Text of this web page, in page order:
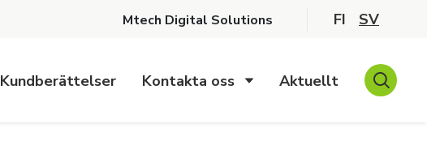
Mtech Digital Solutions FI SV
Kundberättelser Kontakta oss Aktuellt